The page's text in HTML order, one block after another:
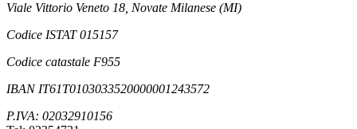
Viale Vittorio Veneto 18, Novate Milanese (MI)
Codice ISTAT 015157
Codice catastale F955
IBAN IT61T0103033520000001243572
P.IVA: 02032910156